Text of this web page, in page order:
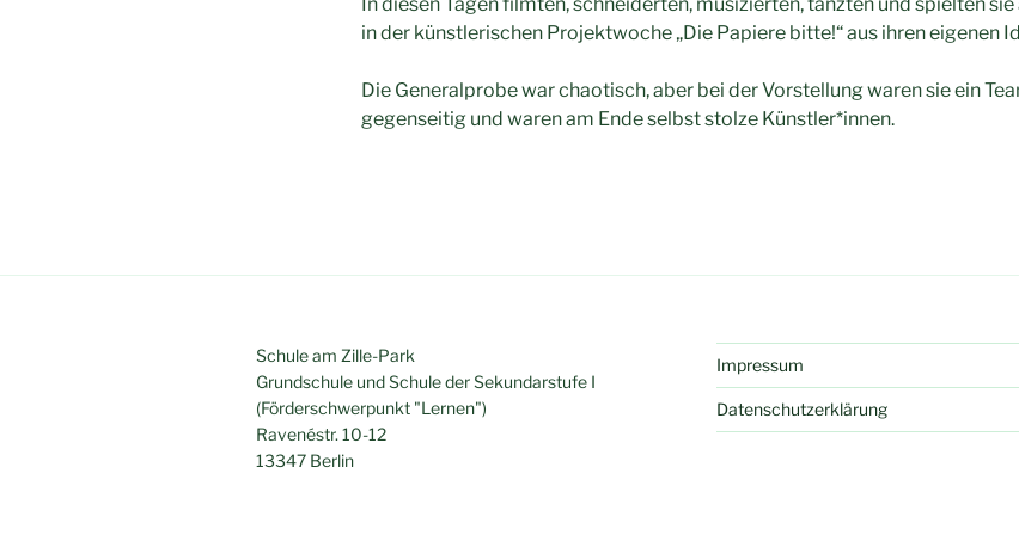
In diesen Tagen filmten, schneiderten, musizierten, tanzten und spielten
in der künstlerischen Projektwoche „Die Papiere bitte!“ aus ihren eigenen
Die Generalprobe war chaotisch, aber bei der Vorstellung waren sie ein
gegenseitig und waren am Ende selbst stolze Künstler*innen.
Schule am Zille-Park
Grundschule und Schule der Sekundarstufe I
(Förderschwerpunkt "Lernen")
Ravenéstr. 10-12
13347 Berlin
Impressum
Datenschutzerklärung